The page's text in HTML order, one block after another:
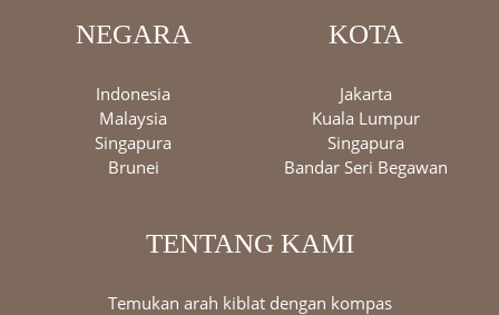
NEGARA
Indonesia
Malaysia
Singapura
Brunei
KOTA
Jakarta
Kuala Lumpur
Singapura
Bandar Seri Begawan
TENTANG KAMI
Temukan arah kiblat dengan kompas